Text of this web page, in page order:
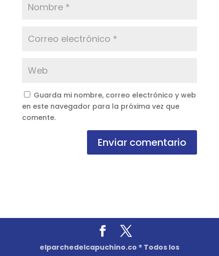
Guarda mi nombre, correo electrónico y web
en este navegador para la próxima vez que
comente.
Enviar comentario
elparchedelcapuchino.co ® Todos los